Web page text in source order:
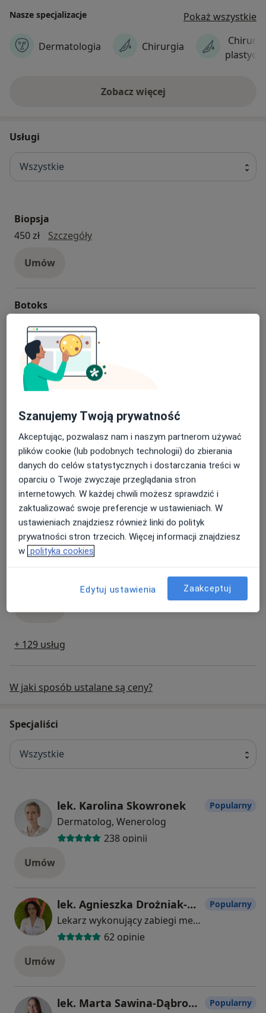
wykonują wyłącznie wykwalifikowani lekarze.
Nasze specjalizacje Pokaż wszystkie
Dermatologia Chirurgia
Zobacz więcej
Usługi
Wszystkie
Biopsja
450 zł
Szczegółybiopsja
Umów
Botoks
Umów
Elektrokoagulacja
Od 350 zł
Szczegóły
Umów
Konsultacja chirurgiczna
300 zł
SzczegółyKonsultacja chirurgiczna
Umów
konsultacja dermatologiczna
+ 129 usług
W jaki sposób ustalane są ceny?
Specjaliści
Wszystkie
lek. Karolina Skowronek
Dermatolog, Wenerolog
238 opinii
Popularny
Umów
lek. Agnieszka Drożniak-Konstanty
Lekarz wykonujący zabiegi medycyny estetycznej
62 opinie
Popularny
Umów
lek. Marta Sawina-Dąbrowa Popularny
Szanujemy Twoją prywatność
Akceptując, pozwalasz nam i naszym partnerom używać
plików cookie (lub podobnych technologii) do zbierania
danych do celów statystycznych i dostarczania treści w
oparciu o Twoje zwyczaje przeglądania stron
internetowych. W każdej chwili możesz sprawdzić i
zaktualizować swoje preferencje w ustawieniach. W
ustawieniach znajdziesz również linki do polityk
prywatności stron trzecich. Więcej informacji znajdziesz
w polityka cookies
Edytuj ustawienia Zaakceptuj